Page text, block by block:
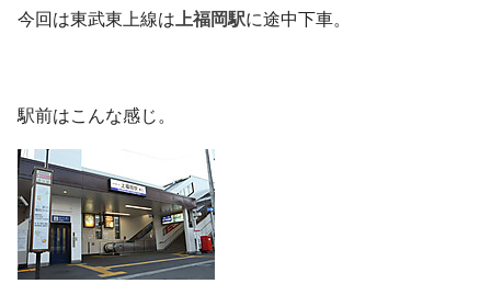
今回は東武東上線は 上福岡駅に途中下車。
駅前はこんな感じ。